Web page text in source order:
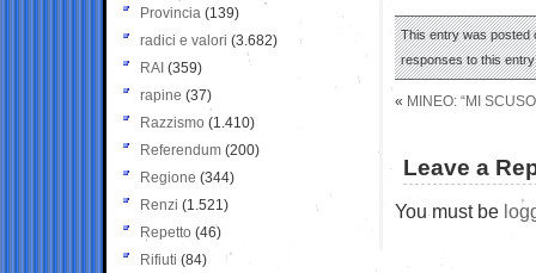
This entry was posted
responses to this
« MINEO: “MI
Leave a
You must be
Provincia (139)
radici e valori (3.682)
RAI (359)
rapine (37)
Razzismo (1.410)
Referendum (200)
Regione (344)
Renzi (1.521)
Repetto (46)
Rifiuti (84)